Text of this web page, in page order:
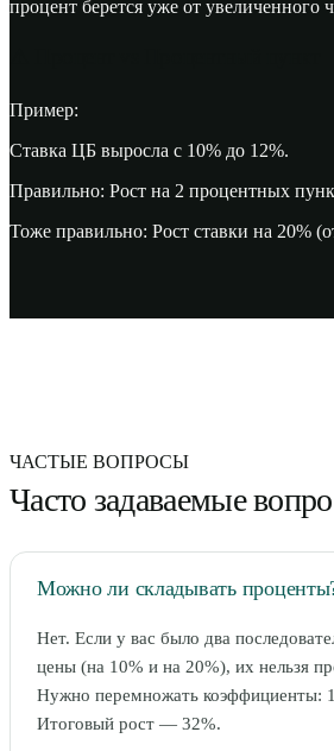
процент берется уже от увеличенного
Пример:
Ставка ЦБ выросла с 10% до 12%.
Правильно: Рост на 2 процентных
Тоже правильно: Рост ставки на 20%
ЧАСТЫЕ ВОПРОСЫ
Часто задаваемые
Можно ли складывать
Нет. Если у вас было два
цены (на 10% и на 20%), их нельзя
Нужно перемножать коэффициенты:
Итоговый рост — 32%.